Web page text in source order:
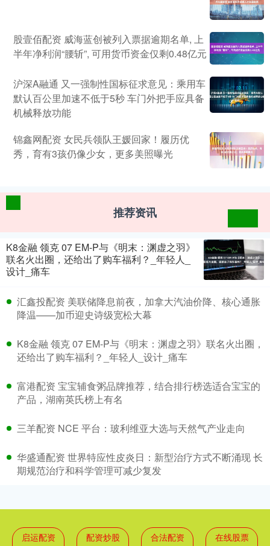
股壹佰配资 威海蓝创被列入票据逾期名单, 上
半年净利润“腰斩”, 可用货币资金仅剩0.48亿元
沪深A融通 又一强制性国标征求意见：乘用车
默认百公里加速不低于5秒 车门外把手应具备
机械释放功能
锦鑫网配资 女民兵领队王媛回家！履历优
秀，育有3孩仍像少女，更多美照曝光
推荐资讯
K8金融 领克 07 EM-P与《明末：渊虚之羽》
联名火出圈，还给出了购车福利？_年轻人_
设计_痛车
汇鑫投配资 美联储降息前夜，加拿大汽油价降、核心通胀
降温——加币迎史诗级宽松大幕
K8金融 领克 07 EM-P与《明末：渊虚之羽》联名火出圈，
还给出了购车福利？_年轻人_设计_痛车
富港配资 宝宝辅食粥品牌推荐，结合排行榜选适合宝宝的
产品，湖南英氏榜上有名
三羊配资 NCE 平台：玻利维亚大选与天然气产业走向
华盛通配资 世界特应性皮炎日：新型治疗方式不断涌现 长
期规范治疗和科学管理可减少复发
启运配资
配资炒股
合法配资
在线股票